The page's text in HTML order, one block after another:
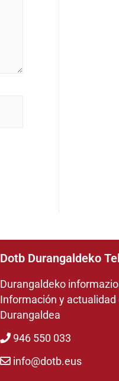
Dotb Durangaldeko
Durangaldeko
Información y actualidad
Durangaldea
946 550 033
info@dotb.eus